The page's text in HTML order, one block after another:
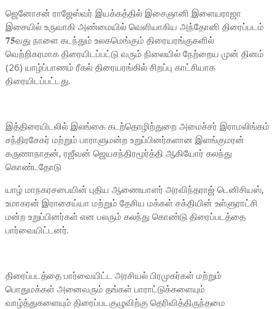
ஜெனோசன் ராஜேஸ்வர் இயக்கத்தில் இசைஞானி இளையராஜா
இசையில் உருவாகி அண்மையில் வெளியாகிய அந்தோனி திரைப்படம்
𝟕𝟓வது நாளை கடந்தும் உலகமெங்கும் திரையரங்குகளில்
வெற்றிகரமாக திரையிடப்பட்டு வரும் நிலையில் நேற்றைய முன் தினம்
(26) யாழ்ப்பாணம் ரீகல் திரையரங்கில் சிறப்பு காட்சியாக
திரையிடப்பட்டது.
இத்திரையிடலில் இலங்கை கடற்தொழிற்துறை அமைச்சர் இராமலிங்கம்
சந்திரசேகர் மற்றும் பாராளுமன்ற உறுப்பினர்களான இளங்குமரன்
கருணாநாதன், ரஜீவன் ஜெயசந்திரமூர்த்தி ஆகியோர் கலந்து
கொண்டதோடு
யாழ் மாநகரசபையின் புதிய ஆணையாளர் அரவிந்தராஜ் டெனிசியஸ்,
உமாகரன் இராசைய்யா மற்றும் தேசிய மக்கள் சக்தியின் உள்ளுராட்சி
மன்ற உறுப்பினர்கள் என பலரும் கலந்து கொண்டு திரைப்படத்தை
பார்வையிட்டனர்.
திரைப்படத்தை பார்வையிட்ட அரசியல் பிரமுகர்கள் மற்றும்
பொதுமக்கள் அனைவரும் தங்கள் பாராட்டுக்களையும்
வாழ்த்துகளையும் திரைப்படகுழுவிற்கு தெரிவித்திருந்தமை